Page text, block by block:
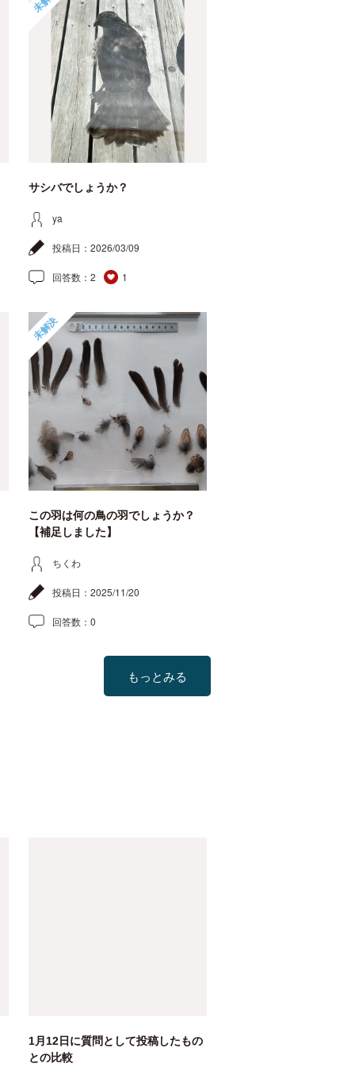
サシバでしょうか？
ya
投稿日： 2026/03/09
回答数： 2 1
未解決
この羽は何の鳥の羽でしょうか？
【補足しました】
ちくわ
投稿日： 2025/11/20
回答数： 0
もっとみる
1月12日に質問として投稿したもの
との比較